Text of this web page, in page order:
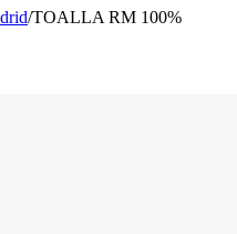
/TOALLA RM 100%